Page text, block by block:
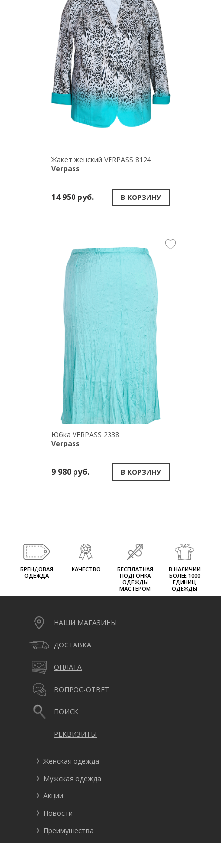
Жакет женский VERPASS 8124
Verpass
14 950 руб. В КОРЗИНУ
Юбка VERPASS 2338
Verpass
9 980 руб. В КОРЗИНУ
БРЕНДОВАЯ
ОДЕЖДА
КАЧЕСТВО
БЕСПЛАТНАЯ
ПОДГОНКА
ОДЕЖДЫ
МАСТЕРОМ
В НАЛИЧИИ
БОЛЕЕ 1000
ЕДИНИЦ
ОДЕЖДЫ
НАШИ МАГАЗИНЫ
ДОСТАВКА
ОПЛАТА
ВОПРОС-ОТВЕТ
ПОИСК
РЕКВИЗИТЫ
Женская одежда
Мужская одежда
Акции
Новости
Преимущества